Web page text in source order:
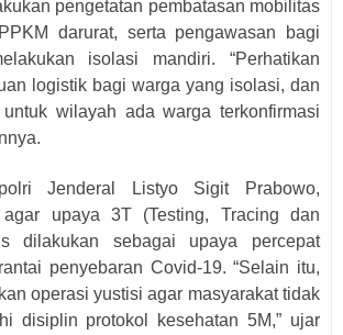
pengetatan pembatasan mobilitas
darurat, serta pengawasan bagi
isolasi mandiri. “Perhatikan
logistik bagi warga yang isolasi, dan
untuk wilayah ada warga terkonfirmasi
Jenderal Listyo Sigit Prabowo,
agar upaya 3T (Testing, Tracing dan
dilakukan sebagai upaya percepat
penyebaran Covid-19. “Selain itu,
operasi yustisi agar masyarakat tidak
disiplin protokol kesehatan 5M,” ujar